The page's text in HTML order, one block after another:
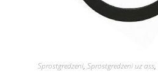
Sprostgredzeni, Sprostgredzeni uz ass,